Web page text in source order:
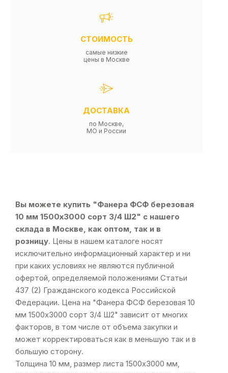
СТОИМОСТЬ
самые низкие
цены в Москве
ДОСТАВКА
по Москве,
МО и России
Вы можете купить "Фанера ФСФ березовая
10 мм 1500х3000 сорт 3/4 Ш2" с нашего
склада в Москве, как оптом, так и в
розницу. Цены в нашем каталоге носят
исключительно информационный характер и ни
при каких условиях не являются публичной
офертой, определяемой положениями Статьи
437 (2) Гражданского кодекса Российской
Федерации. Цена на "Фанера ФСФ березовая 10
мм 1500х3000 сорт 3/4 Ш2" зависит от многих
факторов, в том числе от объема закупки и
может корректироваться как в меньшую так и в
большую сторону.
Толщина 10 мм, размер листа 1500х3000 мм,